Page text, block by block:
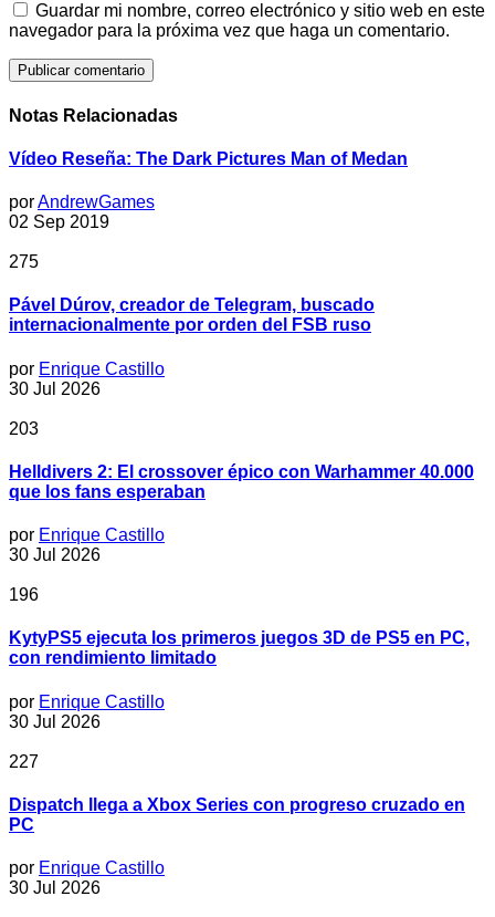
Guardar mi nombre, correo electrónico y sitio web en este
navegador para la próxima vez que haga un comentario.
Notas Relacionadas
Vídeo Reseña: The Dark Pictures Man of Medan
porAndrewGames
02 Sep 2019
275
Pável Dúrov, creador de Telegram, buscado
internacionalmente por orden del FSB ruso
por Enrique Castillo
30 Jul 2026
203
Helldivers 2: El crossover épico con Warhammer 40.000
que los fans esperaban
por Enrique Castillo
30 Jul 2026
196
KytyPS5 ejecuta los primeros juegos 3D de PS5 en PC,
con rendimiento limitado
por Enrique Castillo
30 Jul 2026
227
Dispatch llega a Xbox Series con progreso cruzado en
PC
por Enrique Castillo
30 Jul 2026